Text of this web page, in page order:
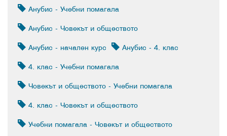
Анубис - Учебни помагала
Анубис - Човекът и обществото
Анубис - начален курс Анубис - 4. клас
4. клас - Учебни помагала
Човекът и обществото - Учебни помагала
4. клас - Човекът и обществото
Учебни помагала - Човекът и обществото